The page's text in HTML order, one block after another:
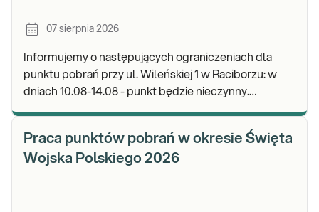
07 sierpnia 2026
Informujemy o następujących ograniczeniach dla
punktu pobrań przy ul. Wileńskiej 1 w Raciborzu: w
dniach 10.08-14.08 - punkt będzie nieczynny.
Praca punktów pobrań w okresie Święta
Wojska Polskiego 2026